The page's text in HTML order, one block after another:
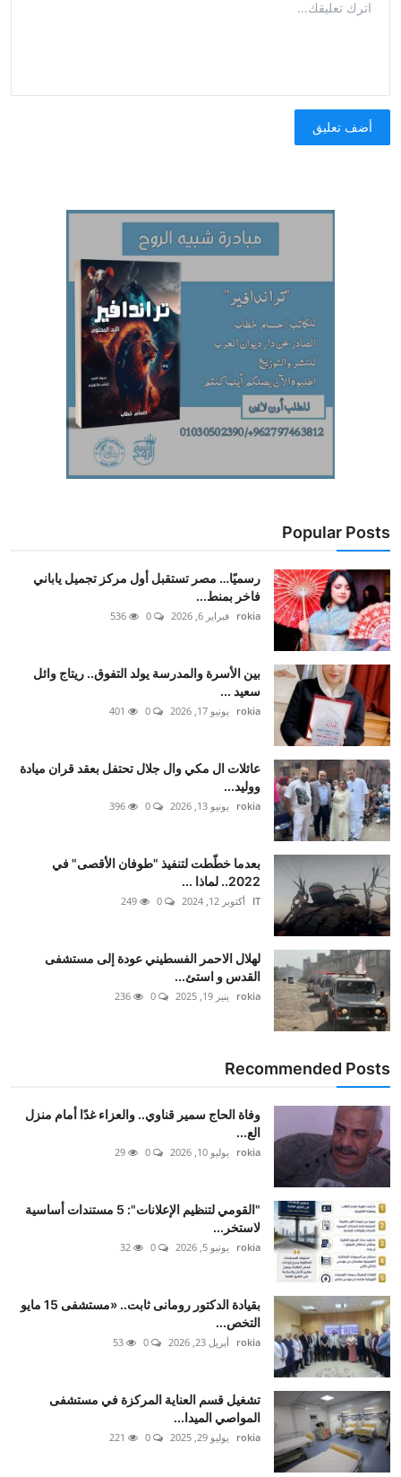
أضف تعليق
Popular Posts
رسميًا… مصر تستقبل أول مركز تجميل ياباني
فاخر بمنط...
rokia فبراير 6, 2026
بين الأسرة والمدرسة يولد التفوق.. ريتاج وائل
سعيد ...
rokia يونيو 17, 2026
عائلات ال مكي وال جلال تحتفل بعقد قران ميادة
ووليد...
rokia يونيو 13, 2026
بعدما خطّطت لتنفيذ "طوفان الأقصى" في
2022.. لماذا ...
IT أكتوبر 12, 2024
لهلال الاحمر الفسطيني عودة إلى مستشفى
القدس و استئ...
rokia ينير 19, 2025
Recommended Posts
وفاة الحاج سمير قناوي.. والعزاء غدًا أمام منزل
الع...
rokia يوليو 10, 2026
"القومي لتنظيم الإعلانات": 5 مستندات أساسية
لاستخر...
rokia يونيو 5, 2026
بقيادة الدكتور رومانى ثابت.. «مستشفى 15 مايو
التخص...
rokia أبريل 23, 2026
تشغيل قسم العناية المركزة في مستشفى
المواصي الميدا...
rokia يوليو 29, 2025